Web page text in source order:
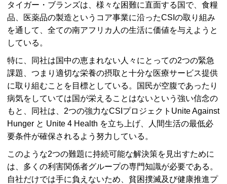
タイガー・ブランズは、様々な困難に直面する国で、食糧
品、医薬品の製造というコア事業に沿ったCSIの取り組み
を通して、全ての南アフリカ人の生活に価値を与えようと
している。
特に、同社は国中の恵まれない人々にとっての2つの緊急
課題、つまり適切な栄養の摂取と十分な医療サービス提供
に取り組むことを目標としている。国民が空腹であったり
病気をしていては国が栄えることはないという強い信念の
もと、同社は、2つの強力なCSIプロジェクトUnite Against
Hunger と Unite 4 Health を立ち上げ、人間生活の最低必
要条件が確保されるよう努力している。
このような2つの難題に持続可能な解決策を見出すために
は、多くの利害関係者グループの専門知識が必要である。
自社だけでは手に負えないため、貧困撲滅及び健康推進プ